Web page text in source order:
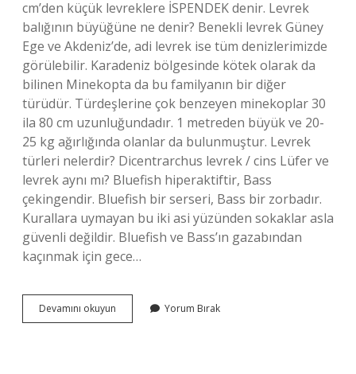
cm’den küçük levreklere İSPENDEK denir. Levrek
balığının büyüğüne ne denir? Benekli levrek Güney
Ege ve Akdeniz’de, adi levrek ise tüm denizlerimizde
görülebilir. Karadeniz bölgesinde kötek olarak da
bilinen Minekopta da bu familyanın bir diğer
türüdür. Türdeşlerine çok benzeyen minekoplar 30
ila 80 cm uzunluğundadır. 1 metreden büyük ve 20-
25 kg ağırlığında olanlar da bulunmuştur. Levrek
türleri nelerdir? Dicentrarchus levrek / cins Lüfer ve
levrek aynı mı? Bluefish hiperaktiftir, Bass
çekingendir. Bluefish bir serseri, Bass bir zorbadır.
Kurallara uymayan bu iki asi yüzünden sokaklar asla
güvenli değildir. Bluefish ve Bass’ın gazabından
kaçınmak için gece…
Devamını okuyun
Balığının
Yorum Bırak